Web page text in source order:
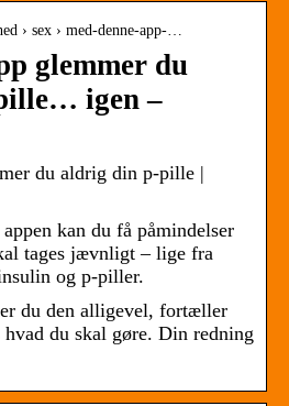
› sex › med-denne-app-…
glemmer du
igen –
du aldrig din p-pille |
kan du få påmindelser
tages jævnligt – lige fra
og p-piller.
du den alligevel, fortæller
du skal gøre. Din redning